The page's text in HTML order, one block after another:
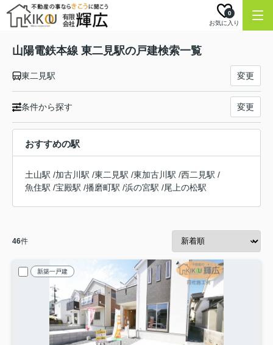
お気に入り
0
山陽電鉄本線 東二見駅の戸建検索一覧
東二見駅 変更
条件から探す 変更
おすすめの駅
土山駅 /加古川駅 /東二見駅 /東加古川駅 /西二見駅 /
魚住駅 /宝殿駅 /播磨町駅 /浜の宮駅 /尾上の松駅
46件
新築一戸建